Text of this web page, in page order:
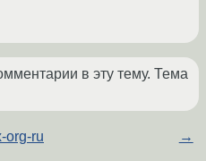
в эту тему. Тема
org-ru →